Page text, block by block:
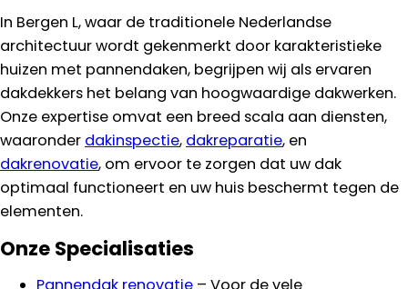
In Bergen L, waar de traditionele Nederlandse
architectuur wordt gekenmerkt door karakteristieke
huizen met pannendaken, begrijpen wij als ervaren
dakdekkers het belang van hoogwaardige dakwerken.
Onze expertise omvat een breed scala aan diensten,
waaronder dakinspectie, dakreparatie, en
dakrenovatie, om ervoor te zorgen dat uw dak
optimaal functioneert en uw huis beschermt tegen de
elementen.
Onze Specialisaties